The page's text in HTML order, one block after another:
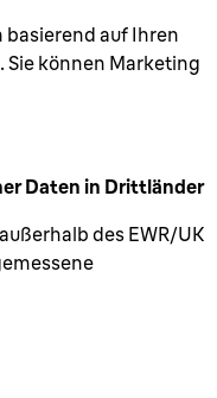
auf Ihren
Sie können Marketing
Daten in Drittländer
des EWR/UK